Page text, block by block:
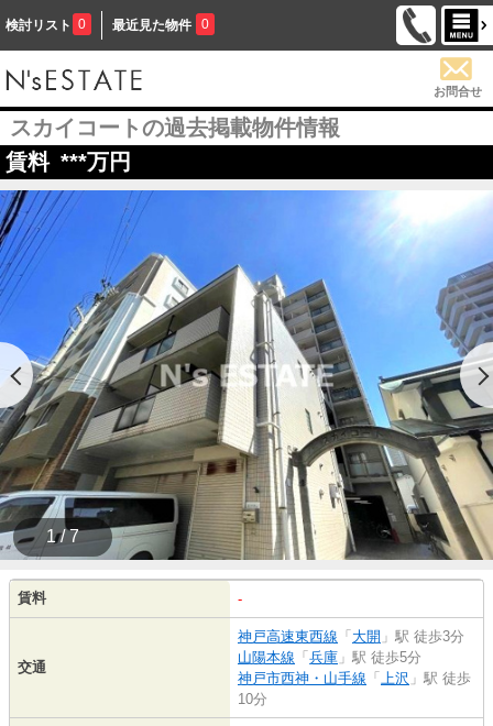
検討リスト 0 最近見た物件 0
お問合せ
スカイコートの過去掲載物件情報
賃料 ***万円
1 / 7
賃料 -
交通
神戸高速東西線 「 大開 」駅 徒歩3分
山陽本線 「 兵庫 」駅 徒歩5分
神戸市西神・山手線 「 上沢 」駅 徒歩
10分